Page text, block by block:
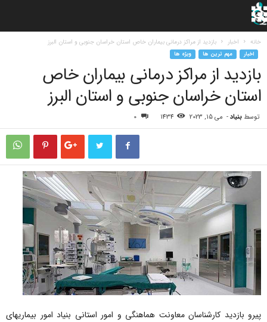
خانه اخبار بازدید از مراکز درمانی بیماران خاص استان خراسان جنوبی و استان البرز
اخبار مهم ترین ها ویژه ها
بازدید از مراکز درمانی بیماران خاص
استان خراسان جنوبی و استان البرز
توسط بنیاد- می 15, 2023 1434
0
پیرو بازدید کارشناسان معاونت هماهنگی و امور استانی بنیاد امور بیماریهای